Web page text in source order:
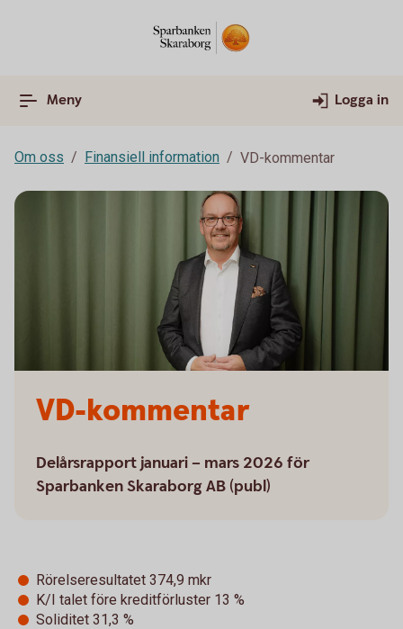
Meny Logga in
Om oss Finansiell information VD-kommentar
VD-kommentar
Delårsrapport januari – mars 2026 för
Sparbanken Skaraborg AB (publ)
Rörelseresultatet 374,9 mkr
K/I talet före kreditförluster 13 %
Soliditet 31,3 %